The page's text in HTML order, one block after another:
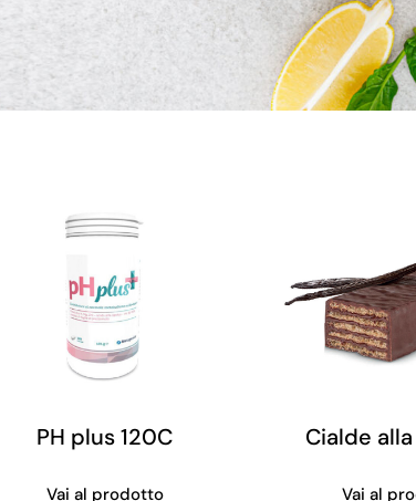
PH plus 120C
Vai al prodotto
Cialde
Vai al